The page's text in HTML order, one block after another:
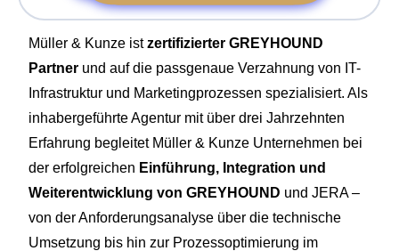
E‑Rechnungspflicht 2025
GREYHOUND macht E-Rechnungen einfach,
automatisiert, rechtssicher.
Dein Eigenbetrieb, überwacht durch uns
Casestudies
Termine und Events
Live Demos & Webinare
Newsletter
Support Hub
Kontakt
Support & Service
Videochannel
Handbuch
Downloads
Müller & Kunze istzertifizierter GREYHOUND
Partner und auf die passgenaue Verzahnung von IT-
Infrastruktur und Marketingprozessen spezialisiert. Als
inhabergeführte Agentur mit über drei Jahrzehnten
Erfahrung begleitet Müller & Kunze Unternehmen bei
der erfolgreichen Einführung, Integration und
Weiterentwicklung von GREYHOUND und JERA –
von der Anforderungsanalyse über die technische
Umsetzung bis hin zur Prozessoptimierung im